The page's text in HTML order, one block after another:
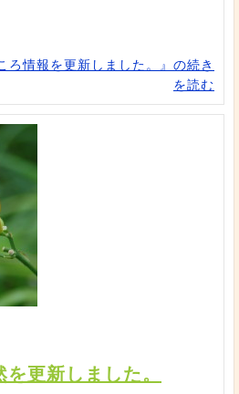
ろ情報を更新しました。』の続き
を読む
更新しました。